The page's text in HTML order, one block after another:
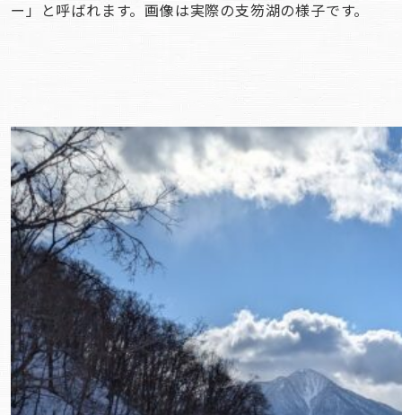
ー」と呼ばれます。画像は実際の支笏湖の様子です。